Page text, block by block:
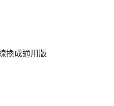
換成通用版